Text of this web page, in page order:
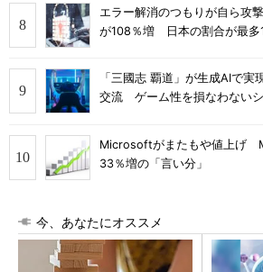
エラー解消のつもりが自ら攻
が108％増 日本の割合が最多
「三國志 覇道」が生成AIで
交流 ゲーム性を損なわない
Microsoftがまたもや値上げ
33％増の「言い分」
今、あなたにオススメ